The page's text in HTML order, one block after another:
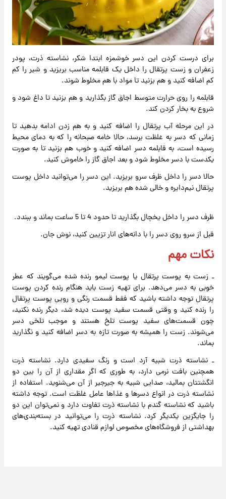
برای درست کردن این دسر خوشمزه ابتدا شکر، نشاسته ذرت، پودر
زعفران و زست پرتقال را داخل یک قابلمه مناسب بریزید و شیر را کم
کم اضافه کنید و هم بزنید تا مواد با هم مخلوط شوند.
قابلمه را روی حرارت متوسط اجاق گاز بگذارید و هم بزنید تا داغ شود و
شروع به بخار کردن کند.
در این مرحله آب پرتقال را اضافه کنید و به هم زدن ادامه بدهید تا
زمانی که دسر به غلظت برسد، حالا خامه صبحانه را که به دمای محیط
رسیده است، به قابلمه دسر اضافه کنید و خوب هم بزنید تا به صورت
یکدست با دسر مخلوط شود و بعد اجاق گاز را خاموش کنید.
حالا دسر را داخل ظرف سرو بریزید. این دسر را می‌توانید داخل پوست
پرتقال نیم‌دایره و خالی شده هم بریزید.
ظرف دسر را داخل یخچال بگذارید تا حدود 4 تا 5 ساعت بماند و ببندد.
قبل از سرو روی دسر را با دانه‌های انار تزیین کنید، نوش جان.
نکات مهم
ـ زست به پوست پرتقال یا پوست لیمو رنده شده می‌گویند که عطر
خوبی به دسر می‌دهد. برای تهیه زست باید هنگام رنده کردن پوست
پرتقال توجه داشته باشید که فقط قسمت رنگی و رویی پوست پرتقال
را رنده کنید و وقتی قسمت سفید پوست دیده شد، دیگر رنده نکنید،
چون قسمت‌های سفید پوست تلخ هستند و موجب تلخی دسر
می‌شوند. زست را همیشه به صورت تازه به دسر اضافه کنید و نگذارید
بماند.
ـ نشاسته ذرت شبیه آرد است و رنگ سفیدی دارد. نشاسته ذرت
همچنین بافت نرمی دارد، به طوری که اگر مقداری از آن را بین دو
انگشتتان بمالید، صدایی شبیه به جیرجیر از آن می‌شنوید. استفاده از
نشاسته ذرت در انواع دسرها و غذاها عامل غلظت است. توجه داشته
باشید که نشاسته گندم با نشاسته ذرت تفاوت دارد و نمی‌توان این دو
را جایگزین یکدیگر کرد. نشاسته ذرت را می‌توانید در بسته‌بندی‌های
بهداشتی از فروشگاه‌های مخصوص لوازم قنادی تهیه کنید.